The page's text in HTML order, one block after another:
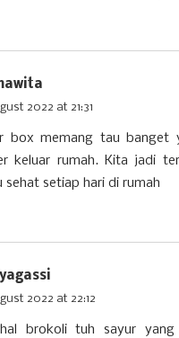
2022 at 21:31
box memang tau banget
keluar rumah. Kita jadi
sehat setiap hari di rumah
2022 at 22:12
brokoli tuh sayur